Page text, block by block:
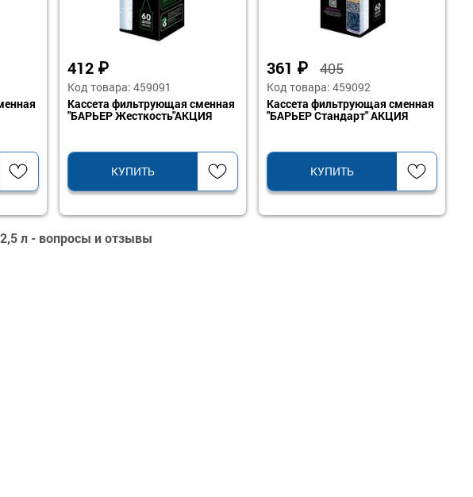
412 ₽
Код товара: 459091
Кассета фильтрующая сменная
"БАРЬЕР Жесткость"АКЦИЯ
КУПИТЬ
361 ₽ 405
Код товара: 459092
Кассета фильтрующая сменная
"БАРЬЕР Стандарт" АКЦИЯ
КУПИТЬ
л - вопросы и отзывы